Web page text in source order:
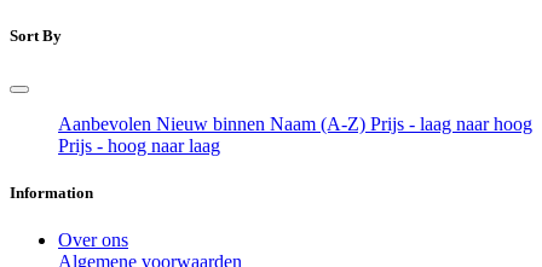
Sort By
Aanbevolen Nieuw binnen Naam (A-Z) Prijs - laag naar hoog
Prijs - hoog naar laag
Information
Over ons
Algemene voorwaarden